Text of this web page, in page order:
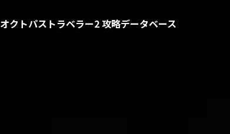
オクトパストラベラー2 攻略データベース